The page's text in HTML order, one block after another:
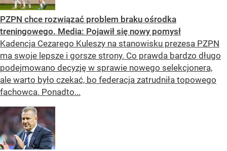
PZPN chce rozwiązać problem braku ośrodka
treningowego. Media: Pojawił się nowy pomysł
Kadencja Cezarego Kuleszy na stanowisku prezesa PZPN
ma swoje lepsze i gorsze strony. Co prawda bardzo długo
podejmowano decyzję w sprawie nowego selekcjonera,
ale warto było czekać, bo federacja zatrudniła topowego
fachowca. Ponadto...